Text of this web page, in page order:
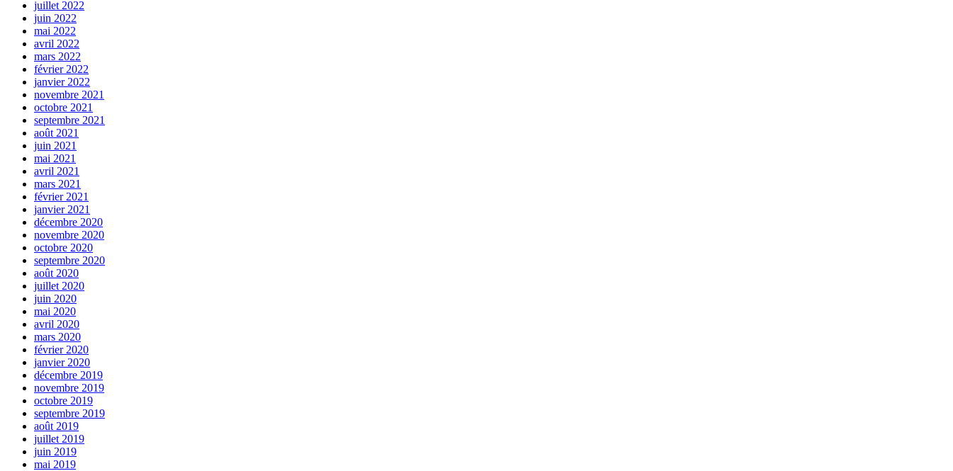
juillet 2022
juin 2022
mai 2022
avril 2022
mars 2022
février 2022
janvier 2022
novembre 2021
octobre 2021
septembre 2021
août 2021
juin 2021
mai 2021
avril 2021
mars 2021
février 2021
janvier 2021
décembre 2020
novembre 2020
octobre 2020
septembre 2020
août 2020
juillet 2020
juin 2020
mai 2020
avril 2020
mars 2020
février 2020
janvier 2020
décembre 2019
novembre 2019
octobre 2019
septembre 2019
août 2019
juillet 2019
juin 2019
mai 2019